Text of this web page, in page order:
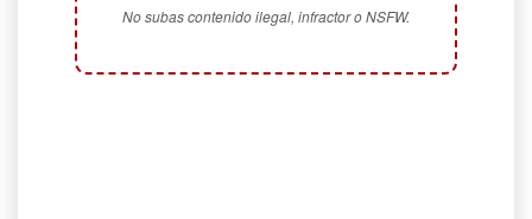
No subas contenido ilegal, infractor o NSFW.